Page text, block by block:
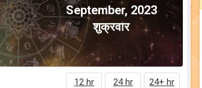
September, 2023
शुक्रवार
12 hr 24 hr 24+ hr